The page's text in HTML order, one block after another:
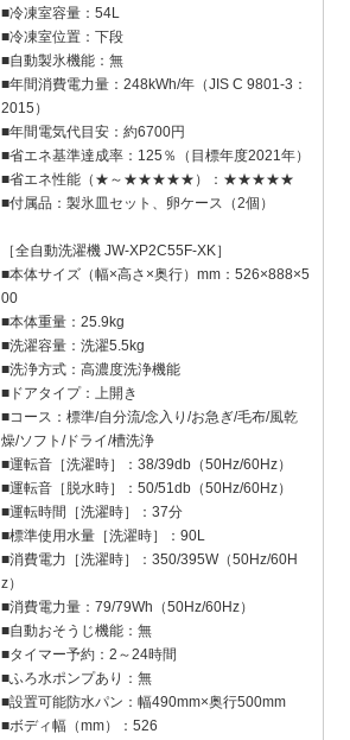
■冷凍室容量：54L
■冷凍室位置：下段
■自動製氷機能：無
■年間消費電力量：248kWh/年（JIS C 9801-3：
2015）
■年間電気代目安：約6700円
■省エネ基準達成率：125％（目標年度2021年）
■省エネ性能（★～★★★★★）：★★★★★
■付属品：製氷皿セット、卵ケース（2個）
［全自動洗濯機 JW-XP2C55F-XK］
■本体サイズ（幅×高さ×奥行）mm：526×888×5
00
■本体重量：25.9kg
■洗濯容量：洗濯5.5kg
■洗浄方式：高濃度洗浄機能
■ドアタイプ：上開き
■コース：標準/自分流/念入り/お急ぎ/毛布/風乾
燥/ソフト/ドライ/槽洗浄
■運転音［洗濯時］：38/39db（50Hz/60Hz）
■運転音［脱水時］：50/51db（50Hz/60Hz）
■運転時間［洗濯時］：37分
■標準使用水量［洗濯時］：90L
■消費電力［洗濯時］：350/395W（50Hz/60H
z）
■消費電力量：79/79Wh（50Hz/60Hz）
■自動おそうじ機能：無
■タイマー予約：2～24時間
■ふろ水ポンプあり：無
■設置可能防水パン：幅490mm×奥行500mm
■ボディ幅（mm）：526